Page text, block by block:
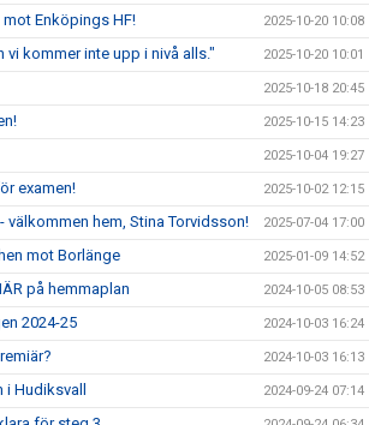
Enköpings HF! 2025-10-20 10:08
kommer inte upp i nivå alls." 2025-10-20 10:01
2025-10-18 20:45
2025-10-15 14:23
2025-10-04 19:27
examen! 2025-10-02 12:15
välkommen hem, Stina Torvidsson! 2025-07-04 17:00
mot Borlänge 2025-01-09 14:52
på hemmaplan 2024-10-05 08:53
2024-25 2024-10-03 16:24
2024-10-03 16:13
Hudiksvall 2024-09-24 07:14